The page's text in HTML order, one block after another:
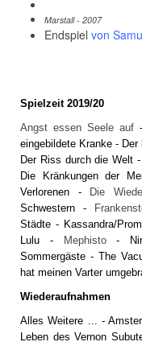
Marstall - 2007
Endspiel von
Spielzeit 2019/20
Angst essen Seele auf -
eingebildete Kranke - Der
Der Riss durch die Welt -
Die Kränkungen der
Verlorenen - Die
Schwestern -
Städte - Kassandra/
Lulu - Mephisto -
Sommergäste - The
hat meinen Varter
Wiederaufnahmen
Alles Weitere ... -
Leben des Vernon